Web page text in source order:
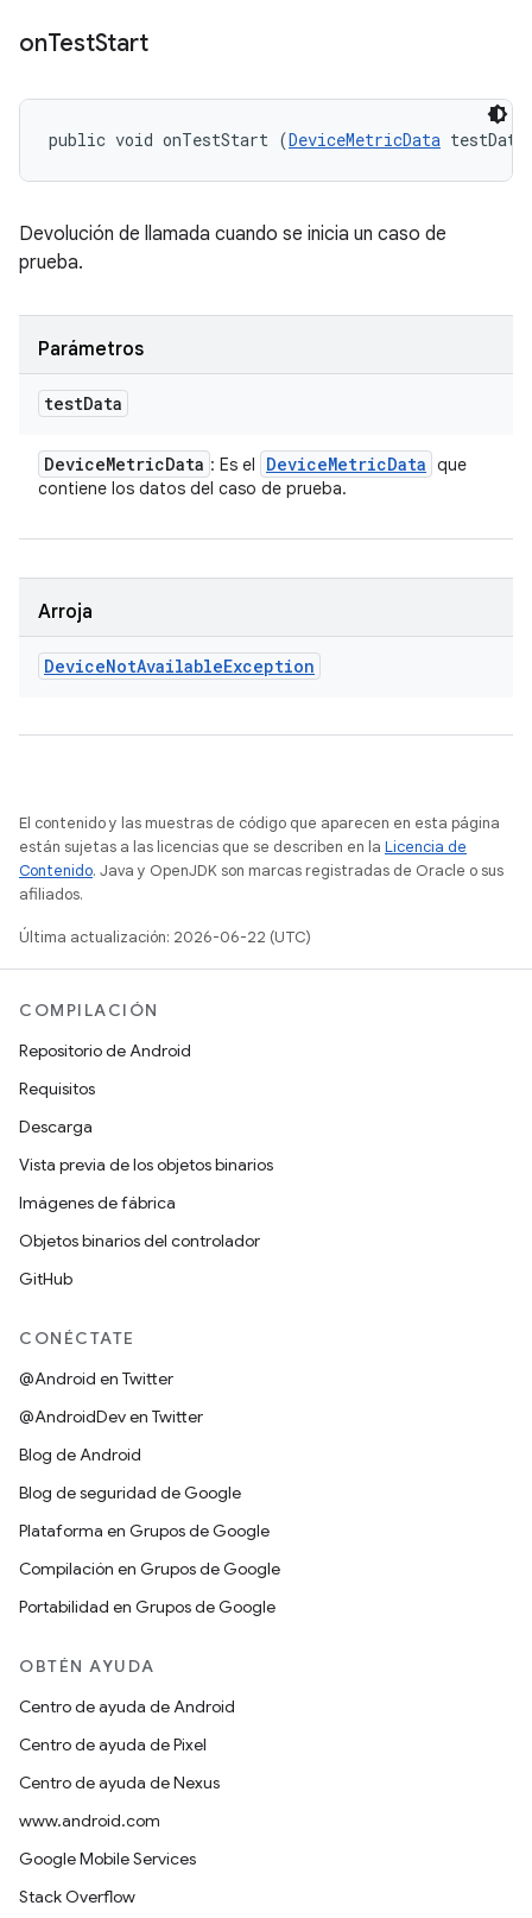
onTestStart
public void onTestStart (DeviceMetricData
Devolución de llamada cuando se inicia un caso de
prueba.
Parámetros
testData
DeviceMetricData : Es el DeviceMetricData que
contiene los datos del caso de prueba.
Arroja
DeviceNotAvailableException
El contenido y las muestras de código que aparecen en esta página
están sujetas a las licencias que se describen en la Licencia de
Contenido. Java y OpenJDK son marcas registradas de Oracle o sus
afiliados.
Última actualización: 2026-06-22 (UTC)
COMPILACIÓN
Repositorio de Android
Requisitos
Descarga
Vista previa de los objetos binarios
Imágenes de fábrica
Objetos binarios del controlador
GitHub
CONÉCTATE
@Android en Twitter
@AndroidDev en Twitter
Blog de Android
Blog de seguridad de Google
Plataforma en Grupos de Google
Compilación en Grupos de Google
Portabilidad en Grupos de Google
OBTÉN AYUDA
Centro de ayuda de Android
Centro de ayuda de Pixel
Centro de ayuda de Nexus
www.android.com
Google Mobile Services
Stack Overflow